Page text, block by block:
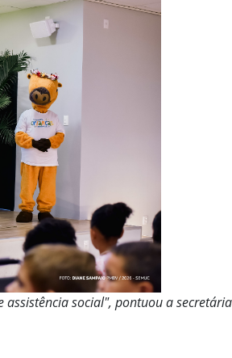
social", pontuou a secretária